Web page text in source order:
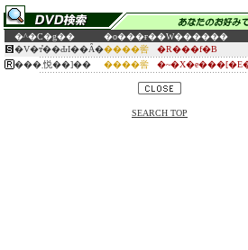
�^�C�g�� �o���ғ��W������
�V�т̎��Ԃ͏I��Ȃ�����喾
�R���f�B
���܂悦��]��
����喾
SEARCH TOP